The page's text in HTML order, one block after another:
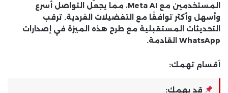
المستخدمين مع Meta AI، مما يجعل التواصل أسرع
وأسهل وأكثر توافقًا مع التفضيلات الفردية. ترقب
التحديثات المستقبلية مع طرح هذه الميزة في إصدارات
WhatsApp القادمة.
أقسام تهمك:
قد يهمك: